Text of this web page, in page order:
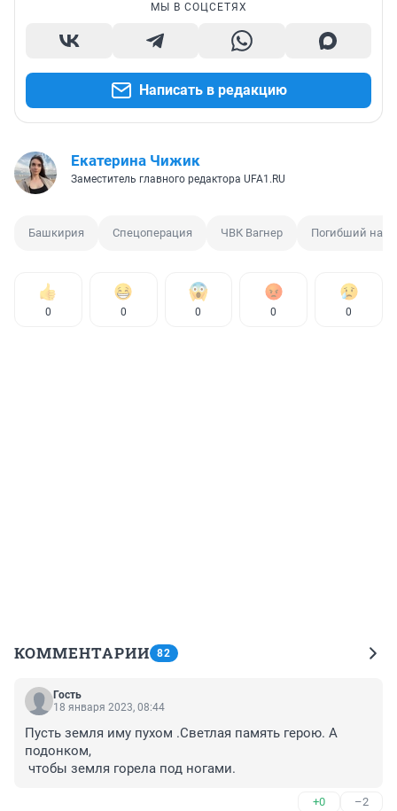
МЫ В СОЦСЕТЯХ
Написать в редакцию
Екатерина Чижик
Заместитель главного редактора UFA1.RU
Башкирия Спецоперация ЧВК Вагнер Погибший на
0 0 0 0 0
КОММЕНТАРИИ 82
Гость
18 января 2023, 08:44
Пусть земля иму пухом .Светлая память герою. А
подонком,
чтобы земля горела под ногами.
+0 –2